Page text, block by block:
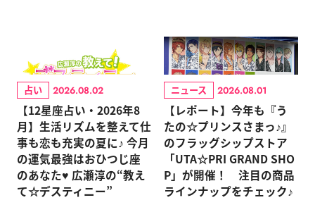
占い 2026.08.02
【12星座占い・2026年8
月】生活リズムを整えて仕
事も恋も充実の夏に♪ 今月
の運気最強はおひつじ座
のあなた♥ 広瀬淳の“教え
て☆デスティニー”
ニュース 2026.08.01
【レポート】今年も『う
たの☆プリンスさまっ♪』
のフラッグシップストア
「UTA☆PRI GRAND SHO
P」が開催！ 注目の商品
ラインナップをチェック♪